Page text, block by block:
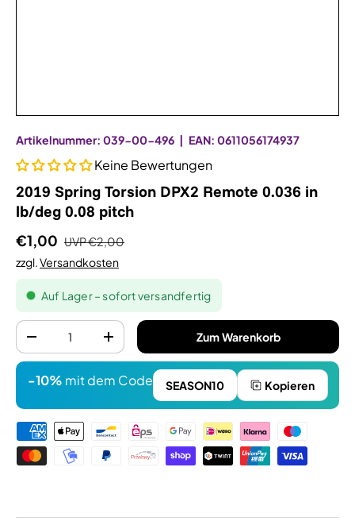
Artikelnummer: 039-00-496 | EAN: 0611056174937
Keine Bewertungen
2019 Spring Torsion DPX2 Remote 0.036 in
lb/deg 0.08 pitch
€1,00 UVP€2,00
zzgl.Versandkosten
Auf Lager – sofort versandfertig
Anzahl
-
+ Zum Warenkorb
-10% mit dem Code SEASON10 Kopieren
Zahlungsmethoden